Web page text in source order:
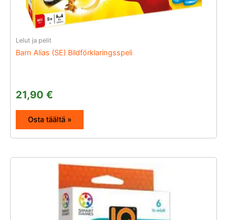
Lelut ja pelit
Barn Alias (SE) Bildförklaringsspeli
21,90 €
Osta täältä »